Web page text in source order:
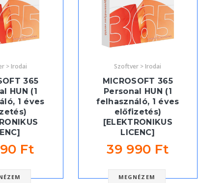
> Irodai
365
HUN (1
1 éves
Ft
Szoftver > Irodai
MICROSOFT 365
Personal HUN (1
felhasználó, 1 éves
előfizetés)
[ELEKTRONIKUS
LICENC]
39 990 Ft
MEGNÉZEM